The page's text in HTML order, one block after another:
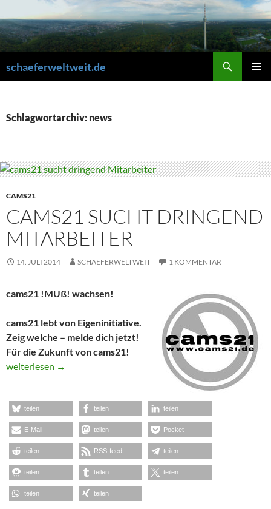
Inhalt
springen
schaeferweltweit.de
Schlagwortarchiv: news
CAMS21
CAMS21 SUCHT DRINGEND
MITARBEITER
14. JULI 2014 SCHAEFERWELTWEIT 1 KOMMENTAR
cams21 !MUß! wachsen!
cams21 lebt von Eigeninitiative.
Zeig welche – melde dich jetzt!
Für die Zukunft von cams21!
cams21 sucht dringend Mitarbeiter
weiterlesen →
teilen teilen teilen
E-Mail teilen Pocket
teilen RSS-feed teilen
teilen teilen teilen
teilen teilen